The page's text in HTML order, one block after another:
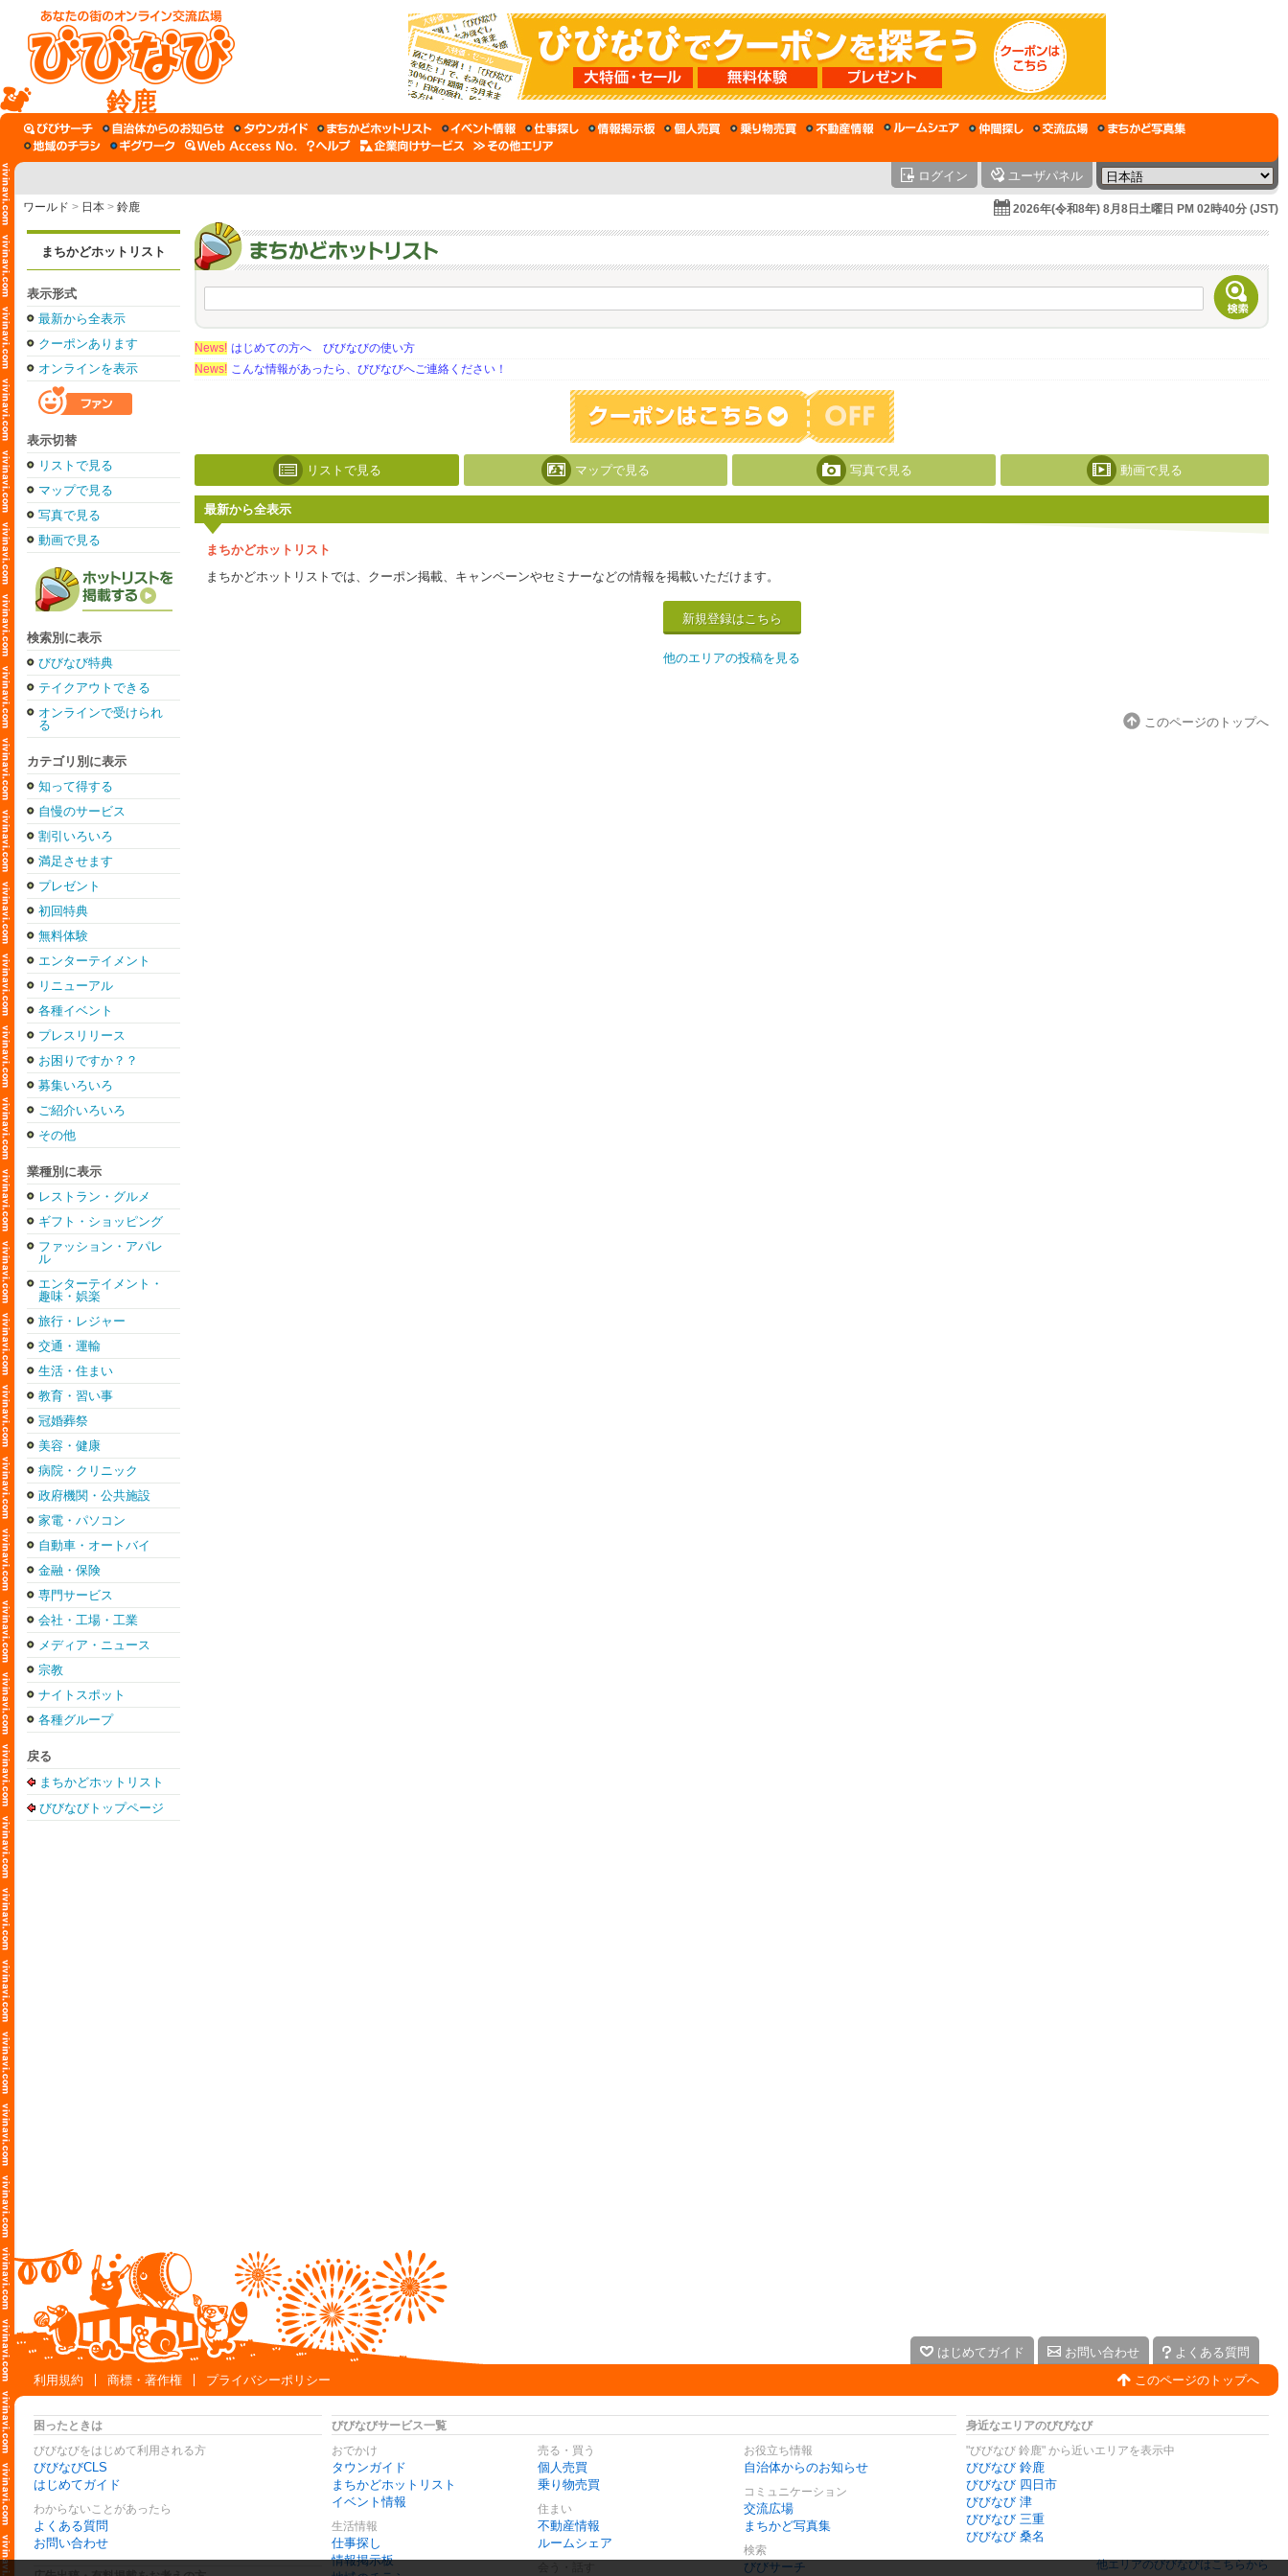
鈴鹿
ログイン ユーザパネル
ワールド > 日本 > 鈴鹿 2026年(令和8年) 8月8日土曜日 PM 02時40分 (JST)
まちかどホットリスト
表示形式
最新から全表示
クーポンあります
オンラインを表示
表示切替
リストで見る
マップで見る
写真で見る
動画で見る
検索別に表示
びびなび特典
テイクアウトできる
オンラインで受けられ
る
カテゴリ別に表示
知って得する
自慢のサービス
割引いろいろ
満足させます
プレゼント
初回特典
無料体験
エンターテイメント
リニューアル
各種イベント
プレスリリース
お困りですか？？
募集いろいろ
ご紹介いろいろ
その他
業種別に表示
レストラン・グルメ
ギフト・ショッピング
ファッション・アパレ
ル
エンターテイメント・
趣味・娯楽
旅行・レジャー
交通・運輸
生活・住まい
教育・習い事
冠婚葬祭
美容・健康
病院・クリニック
政府機関・公共施設
家電・パソコン
自動車・オートバイ
金融・保険
専門サービス
会社・工場・工業
メディア・ニュース
宗教
ナイトスポット
各種グループ
戻る
まちかどホットリスト
びびなびトップページ
News! はじめての方へ びびなびの使い方
News! こんな情報があったら、びびなびへご連絡ください！
リストで見る マップで見る 写真で見る 動画で見る
最新から全表示
まちかどホットリスト
まちかどホットリストでは、クーポン掲載、キャンペーンやセミナーなどの情報を掲載いただけます。
新規登録はこちら
他のエリアの投稿を見る
このページのトップへ
はじめてガイド お問い合わせ
よくある質問
利用規約
商標・著作権 プライバシーポリシー このページのトップへ
困ったときは
びびなびをはじめて利用される方
びびなびCLS
はじめてガイド
わからないことがあったら
よくある質問
お問い合わせ
びびなびサービス一覧
おでかけ
タウンガイド
まちかどホットリスト
イベント情報
生活情報
仕事探し
情報掲示板
売る・買う
個人売買
乗り物売買
住まい
不動産情報
ルームシェア
お役立ち情報
自治体からのお知らせ
コミュニケーション
交流広場
まちかど写真集
検索
びびサーチ
身近なエリアのびびなび
"びびなび 鈴鹿" から近いエリアを表示中
びびなび 鈴鹿
びびなび 四日市
びびなび 津
びびなび 三重
びびなび 桑名
他エリアのびびなびはこちらから